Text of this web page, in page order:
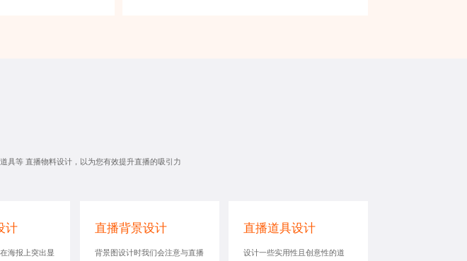
具等 直播物料设计，以为您有效提升直播的吸引力
计
海报上突出显
直播背景设计
背景图设计时我们会注意与直播
直播道具设计
设计一些实用性且创意性的道